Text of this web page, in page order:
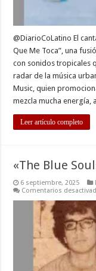
@DiarioCoLatino El
Que Me Toca”, una
con sonidos tropicales
radar de la música
Music, quien
mezcla mucha energía,
Leer artículo completo
«The Blue
6 septiembre, 2025
Comentarios